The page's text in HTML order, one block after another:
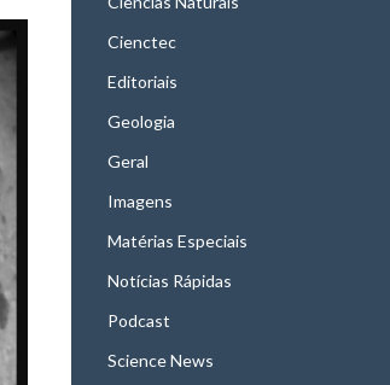
Cienctec
Editoriais
Geologia
Geral
Imagens
Matérias Especiais
Notícias Rápidas
Podcast
Science News